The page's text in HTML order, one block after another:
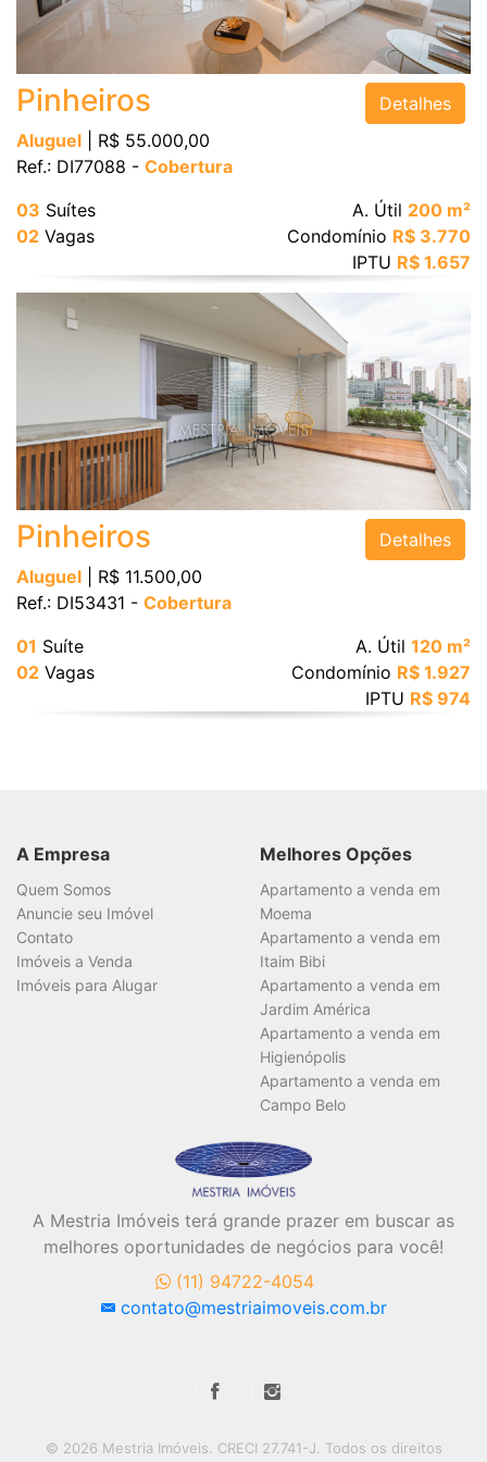
Pinheiros
Aluguel | R$ 55.000,00
Ref.: DI77088 - Cobertura
Detalhes
03 Suítes
02 Vagas
A. Útil 200 m²
Condomínio R$ 3.770
IPTU R$ 1.657
Pinheiros
Aluguel | R$ 11.500,00
Ref.: DI53431 - Cobertura
Detalhes
01 Suíte
02 Vagas
A. Útil 120 m²
Condomínio R$ 1.927
IPTU R$ 974
Bairro
Valor
Vagas
Área Útil (m²)
Área Total (m²)
A Empresa
Quem Somos
Anuncie seu Imóvel
Contato
Imóveis a Venda
Imóveis para Alugar
Melhores Opções
Apartamento a venda em
Moema
Apartamento a venda em
Itaim Bibi
Apartamento a venda em
Jardim América
Apartamento a venda em
Higienópolis
Apartamento a venda em
Campo Belo
A Mestria Imóveis terá grande prazer em buscar as
melhores oportunidades de negócios para você!
(11) 94722-4054
contato@mestriaimoveis.com.br
© 2026 Mestria Imóveis. CRECI 27.741-J. Todos os direitos